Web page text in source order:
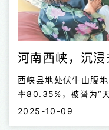
河南西峡，沉浸
西峡县地处伏牛山腹
率80.35%，被誉为“
源和深厚的文化底蕴
2025-10-09